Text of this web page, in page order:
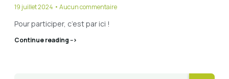
19 juillet 2024
Aucun commentaire
Pour participer, c’est par ici !
Continue reading -->